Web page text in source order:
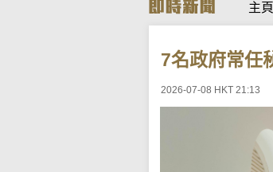
主頁
7名政府常任
2026-07-08 HKT 21:13